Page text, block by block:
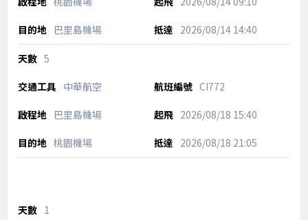
巴里島機場 2026/08/1414:40
5
中華航空 CI772
巴里島機場 2026/08/18 15:40
桃園機場 2026/08/18 21:05
1